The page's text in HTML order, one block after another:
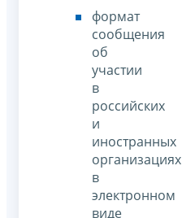
формат
сообщения
об
участии
в
российских
и
иностранных
организациях
в
электронном
виде